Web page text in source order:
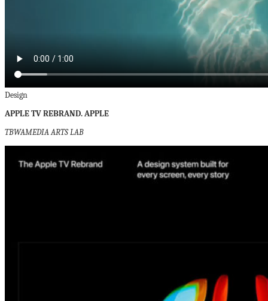
Design
APPLE TV REBRAND. APPLE
TBWAMEDIA ARTS LAB